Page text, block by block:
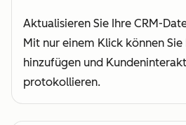
Aktualisieren Sie Ihre CRM-
Mit nur einem Klick können
hinzufügen und
protokollieren.